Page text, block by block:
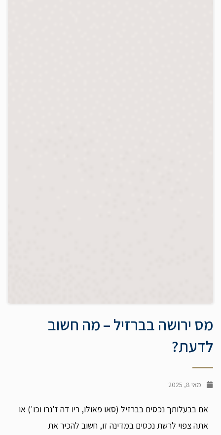
מס ירושה בברזיל – מה חשוב
לדעת?
מאי 8, 2025
אם בבעלותך נכסים בברזיל (סאו פאולו, ריו דה ז'נרו וכו') או
אתה צפוי לרשת נכסים במדינה זו, חשוב להכיר את